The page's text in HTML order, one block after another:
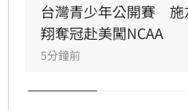
台灣青少年公開賽　施
翔奪冠赴美闖NCAA
5分鐘前